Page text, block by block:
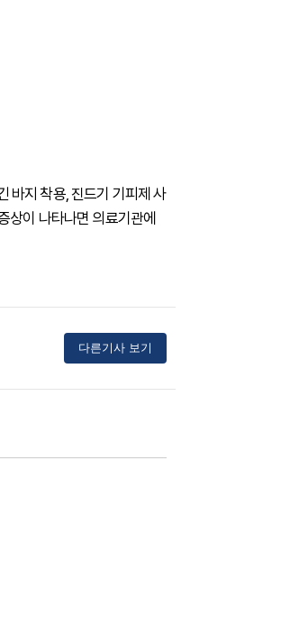
바지 착용, 진드기 기피제 사
상이 나타나면 의료기관에
다른기사 보기